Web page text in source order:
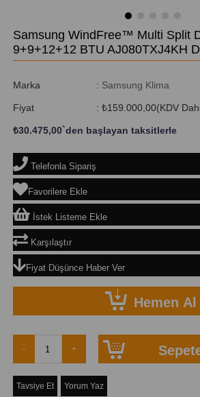
Samsung WindFree™ Multi Split
9+9+12+12 BTU AJ080TXJ4KH
Marka : Samsung Klima
Fiyat : ₺159.000,00(KDV
₺30.475,00`den başlayan taksitlerle
Telefonla Sipariş
Favorilere Ekle
İstek Listeme Ekle
Karşılaştır
Fiyat Düşünce Haber Ver
Tavsiye Et Yorum Yaz